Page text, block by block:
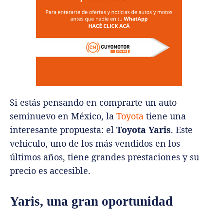
Si estás pensando en comprarte un auto
seminuevo en México, la Toyota tiene una
interesante propuesta: el Toyota Yaris. Este
vehículo, uno de los más vendidos en los
últimos años, tiene grandes prestaciones y su
precio es accesible.
Yaris, una gran oportunidad